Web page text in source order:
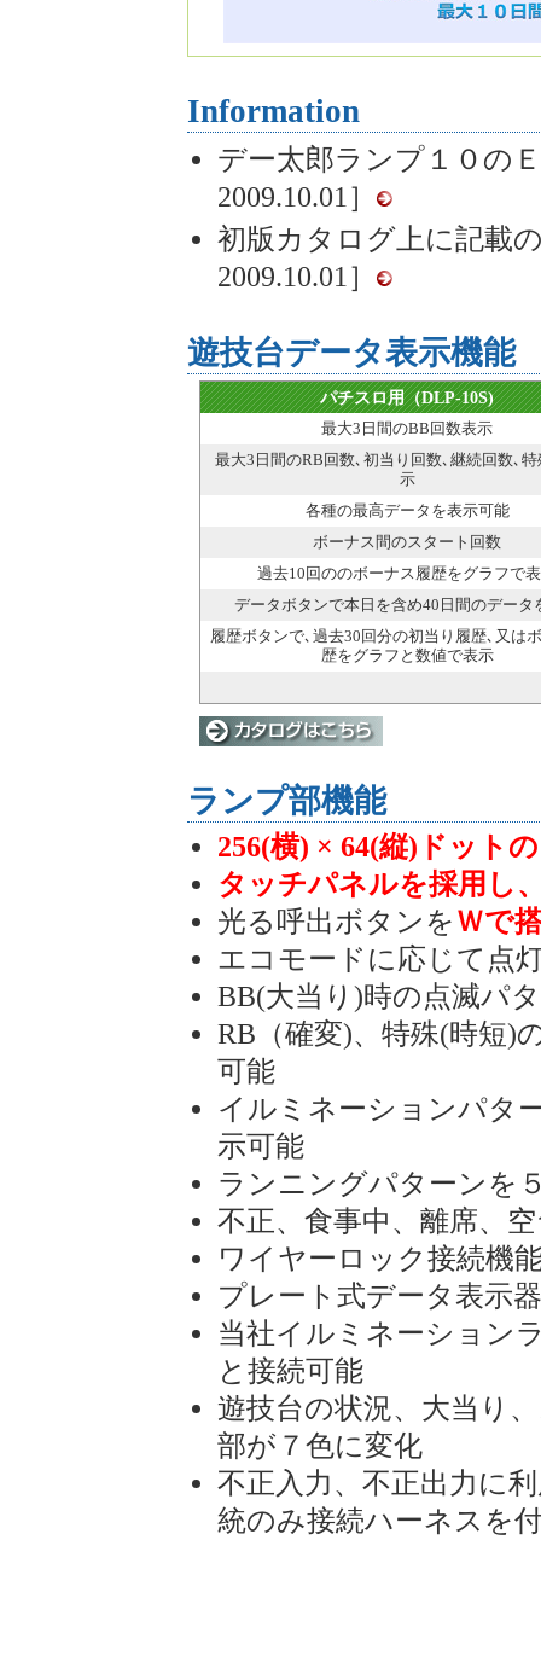
Information
デー太郎ランプ１０の
2009.10.01］
初版カタログ上に記載
2009.10.01］
遊技台データ表示機能
パチスロ用（DLP-10S)
最大3日間のBB回数表示
最大3日間のRB回数､初当り回数､継続回数､
示
各種の最高データを表示可能
ボーナス間のスタート回数
過去10回ののボーナス履歴をグラフで
データボタンで本日を含め40日間のデータ
履歴ボタンで､過去30回分の初当り履歴､又は
歴をグラフと数値で表示
ランプ部機能
256(横) × 64(縦)ドット
タッチパネルを採用し
光る呼出ボタンをＷで
エコモードに応じて点
BB(大当り)時の点滅パ
RB（確変)、特殊(時短)
可能
イルミネーションパタ
示可能
ランニングパターンを
不正、食事中、離席、
ワイヤーロック接続機
プレート式データ表示
当社イルミネーション
と接続可能
遊技台の状況、大当り
部が７色に変化
不正入力、不正出力に
統のみ接続ハーネスを